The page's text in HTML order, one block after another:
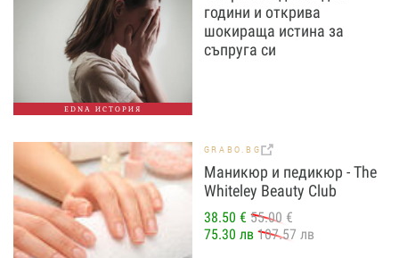
EDNA ИСТОРИЯ
години и открива
шокираща истина за
съпруга си
GRABO.BG
Маникюр и педикюр - The
Whiteley Beauty Club
38.50 € 55.00 €
75.30 лв 107.57 лв